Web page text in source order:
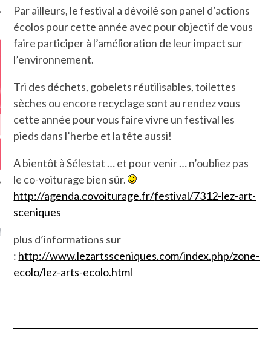
KARMA –
ANNIVERSAIRE
Par ailleurs, le festival a dévoilé son panel d’actions
écolos pour cette année avec pour objectif de vous
faire participer à l’amélioration de leur impact sur
l’environnement.
Tri des déchets, gobelets réutilisables, toilettes
sèches ou encore recyclage sont au rendez vous
cette année pour vous faire vivre un festival les
pieds dans l’herbe et la tête aussi!
A bientôt à Sélestat … et pour venir … n’oubliez pas
le co-voiturage bien sûr.
http://agenda.covoiturage.fr/festival/7312-lez-art-
sceniques
plus d’informations sur
: http://www.lezartssceniques.com/index.php/zone-
ecolo/lez-arts-ecolo.html